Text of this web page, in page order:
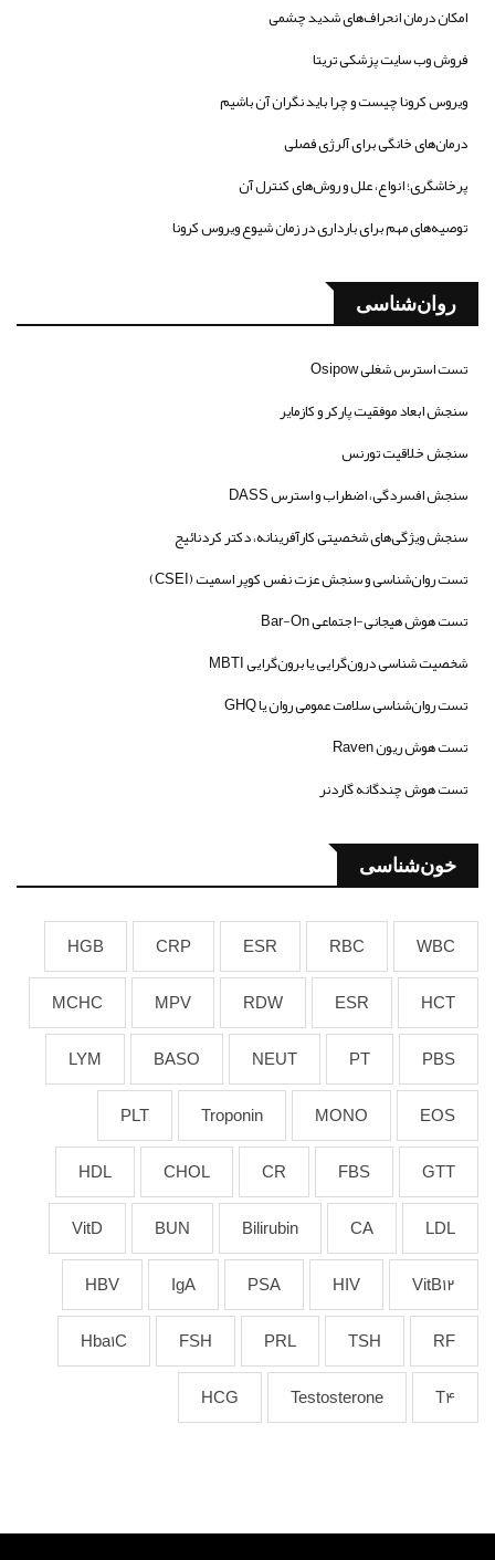
امکان درمان انحراف‌های شدید چشمی
فروش وب سایت پزشکی تریتا
ویروس کرونا چیست و چرا باید نگران آن باشیم
درمان‌های خانگی برای آلرژی فصلی
پرخاشگری؛ انواع، علل و روش‌های کنترل آن
توصیه‌های مهم برای بارداری در زمان شیوع ویروس کرونا
روان‌شناسی
تست استرس شغلی Osipow
سنجش ابعاد موفقیت پارکر و کازمایر
سنجش خلاقیت تورنس
سنجش افسردگی، اضطراب و استرس DASS
سنجش ویژگی‌های شخصیتی کارآفرینانه، دکتر کردنائیج
تست روان‌شناسی و سنجش عزت نفس کوپر اسمیت (CSEI)
تست هوش هیجانی-اجتماعی Bar-On
شخصیت شناسی درون‌گرایی یا برون‌گرایی MBTI
تست روان‌شناسی سلامت عمومی روان یا GHQ
تست هوش ریون Raven
تست هوش چندگانه گاردنر
خون‌شناسی
WBC
RBC
ESR
CRP
HGB
HCT
ESR
RDW
MPV
MCHC
PBS
PT
NEUT
BASO
LYM
EOS
MONO
Troponin
PLT
GTT
FBS
CR
CHOL
HDL
LDL
CA
Bilirubin
BUN
VitD
VitB12
HIV
PSA
IgA
HBV
RF
TSH
PRL
FSH
Hba1C
T4
Testosterone
HCG